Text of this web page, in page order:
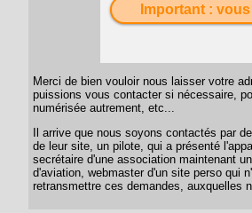
Important :
Merci de bien vouloir nous laisser votre
puissions vous contacter si nécessaire,
numérisée autrement, etc...
Il arrive que nous soyons contactés par
de leur site, un pilote, qui a présenté
secrétaire d'une association maintenant
d'aviation, webmaster d'un site perso qui
retransmettre ces demandes, auxquelles